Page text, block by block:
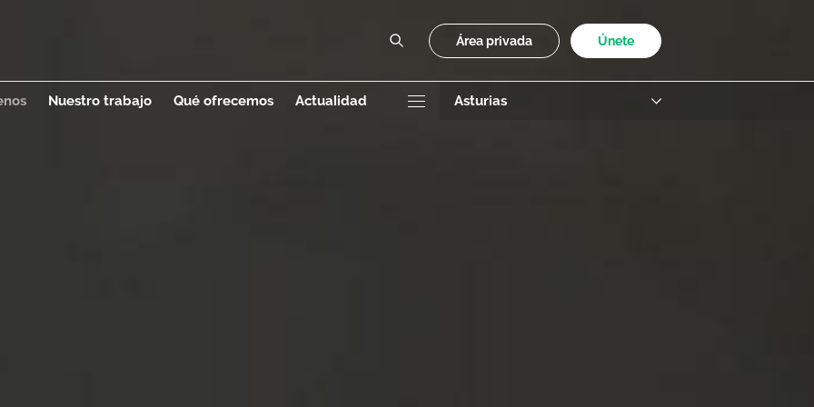
Área privada
Únete
Nuestro trabajo Qué ofrecemos Actualidad Asturias